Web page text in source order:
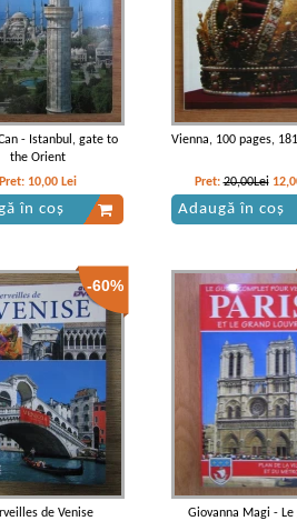
- Istanbul, gate to
the Orient
Pret: 10,00 Lei
în coș
Vienna, 100 pages,
Pret:20,00Lei
Adaugă în coș
-60%
de Venise
Giovanna Magi - Le